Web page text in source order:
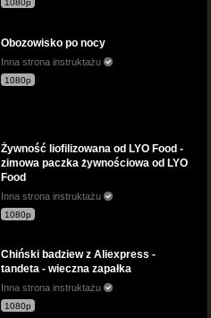
1080p
Obozowisko po nocy
Inna strona instruktażu
1080p
Żywność liofilizowana od LYO Food -
zimowa paczka żywnościowa od LYO
Food
Inna strona instruktażu
1080p
Chiński badziew z Aliexpress -
tandeta - wieczna zapałka
Inna strona instruktażu
1080p